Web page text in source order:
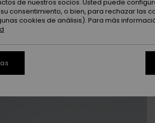
de nuestros socios. Usted puede
consentimiento, o bien, para rechazar las
cookies de análisis). Para más